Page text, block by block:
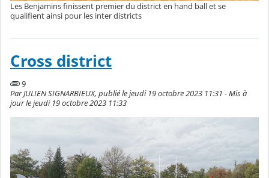
Les Benjamins finissent premier du district en hand ball et se
qualifient ainsi pour les inter districts
Cross district
9
Par JULIEN SIGNARBIEUX, publié le jeudi 19 octobre 2023 11:31 - Mis à
jour le jeudi 19 octobre 2023 11:33